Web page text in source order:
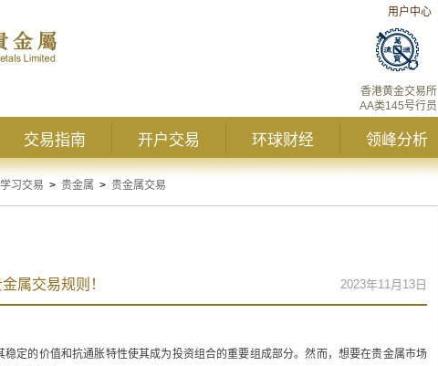
用户中心
香港黄金交易所
AA类145号行员
交易指南 开户交易 环球财经 领峰分析
学习交易 > 贵金属 > 贵金属交易
属交易规则！ 2023年11月13日
定的价值和抗通胀特性使其成为投资组合的重要组成部分。然而，想要在贵金属市场